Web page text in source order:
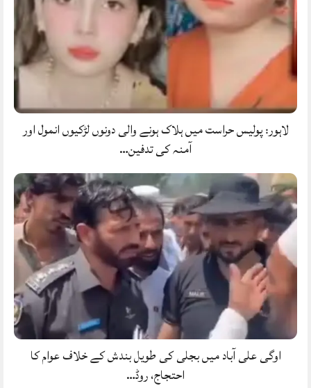
لاہور: پولیس حراست میں ہلاک ہونے والی دونوں لڑکیوں انمول اور
آمنہ کی تدفین…
اوگی علی آباد میں بجلی کی طویل بندش کے خلاف عوام کا
احتجاج، روڈ…